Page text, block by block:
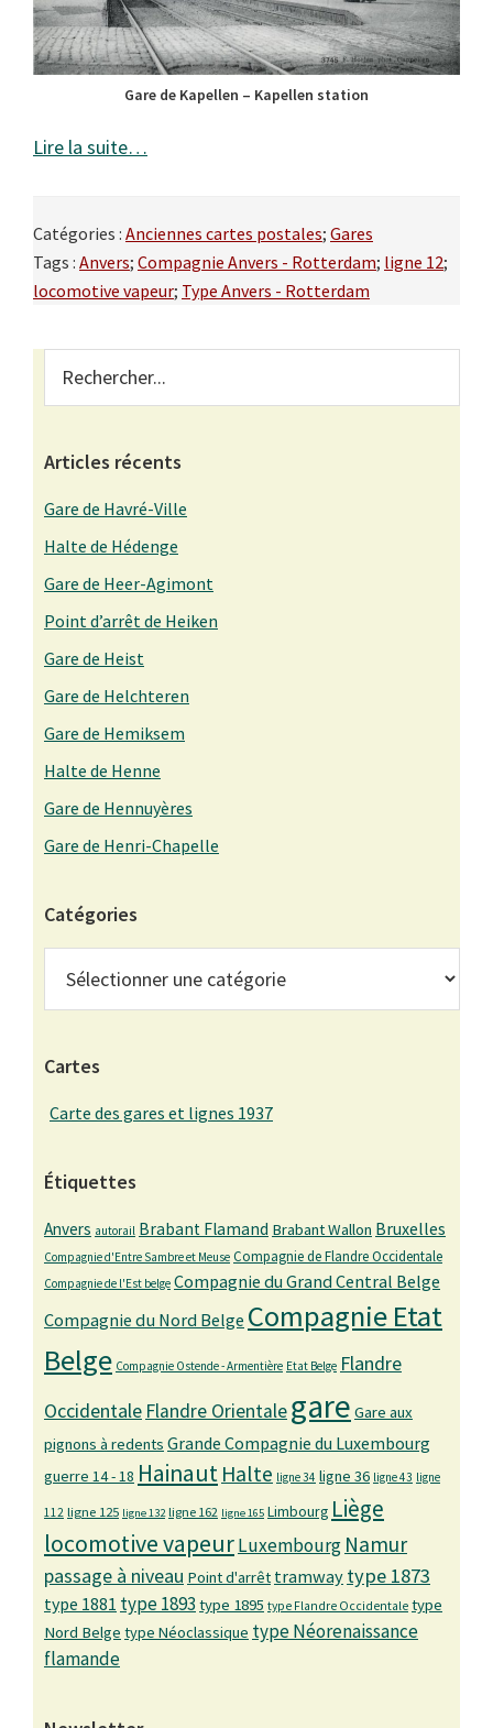
Gare de Kapellen – Kapellen station
Lire la suite…
Catégories : Anciennes cartes postales; Gares
Tags : Anvers; Compagnie Anvers - Rotterdam; ligne 12;
locomotive vapeur; Type Anvers - Rotterdam
Primary
Sidebar
Articles récents
Gare de Havré-Ville
Halte de Hédenge
Gare de Heer-Agimont
Point d’arrêt de Heiken
Gare de Heist
Gare de Helchteren
Gare de Hemiksem
Halte de Henne
Gare de Hennuyères
Gare de Henri-Chapelle
Catégories
Cartes
Carte des gares et lignes 1937
Étiquettes
Anvers autorail Brabant Flamand Brabant Wallon Bruxelles
Compagnie d'Entre Sambre et Meuse Compagnie de Flandre Occidentale
Compagnie de l'Est belge Compagnie du Grand Central Belge
Compagnie du Nord Belge Compagnie Etat
Belge Compagnie Ostende - Armentière Etat Belge Flandre
Occidentale Flandre Orientalegare Gare aux
pignons à redents Grande Compagnie du Luxembourg
guerre 14 - 18 Hainaut Halte ligne 34 ligne 36 ligne 43 ligne
112 ligne 125 ligne 132 ligne 162 ligne 165 Limbourg Liège
locomotive vapeurLuxembourg Namur
passage à niveau Point d'arrêt tramway type 1873
type 1881 type 1893 type 1895 type Flandre Occidentale type
Nord Belge type Néoclassique type Néorenaissance
flamande